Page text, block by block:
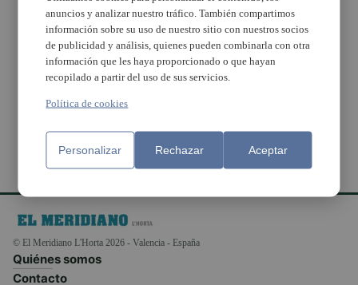
Las barreras
arquitectónicas y la
mejora de la
accesibilidad centran
los Consejos de Barrio
de Xirivella
© El Meridiano L'Horta 2026 - Valencia - España
Quiénes somos
Contacto
anuncios y analizar nuestro tráfico. También compartimos
información sobre su uso de nuestro sitio con nuestros socios
de publicidad y análisis, quienes pueden combinarla con otra
información que les haya proporcionado o que hayan
recopilado a partir del uso de sus servicios.
Política de cookies
Personalizar Rechazar Aceptar